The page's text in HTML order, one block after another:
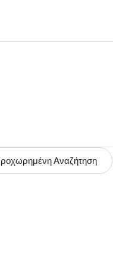
Αναζήτηση